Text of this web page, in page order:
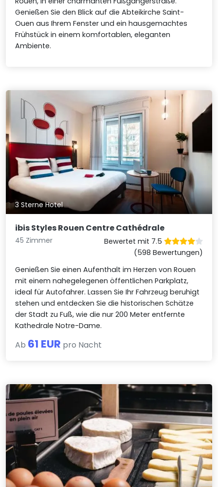
Genießen Sie den Blick auf die Abteikirche Saint-
Ouen aus Ihrem Fenster und ein hausgemachtes
Frühstück in einem komfortablen, eleganten
Ambiente.
3 Sterne Hotel
ibis Styles Rouen Centre Cathédrale
45 Zimmer
Bewertet mit 7.5
(598 Bewertungen)
Genießen Sie einen Aufenthalt im Herzen von Rouen
mit einem nahegelegenen öffentlichen Parkplatz,
ideal für Autofahrer. Lassen Sie Ihr Fahrzeug beruhigt
stehen und entdecken Sie die historischen Schätze
der Stadt zu Fuß, wie die nur 200 Meter entfernte
Kathedrale Notre-Dame.
Ab 61 EUR pro Nacht